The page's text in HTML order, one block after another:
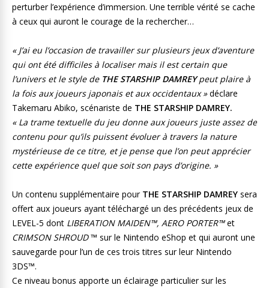
perturber l’expérience d’immersion. Une terrible vérité se cache
à ceux qui auront le courage de la rechercher…
« J’ai eu l’occasion de travailler sur plusieurs jeux d’aventure
qui ont été difficiles à localiser mais il est certain que
l’univers et le style de THE STARSHIP DAMREYpeut plaire à
la fois aux joueurs japonais et aux occidentaux »déclare
Takemaru Abiko, scénariste de THE STARSHIP DAMREY.
« La trame textuelle du jeu donne aux joueurs juste assez de
contenu pour qu’ils puissent évoluer à travers la nature
mystérieuse de ce titre, et je pense que l’on peut apprécier
cette expérience quel que soit son pays d’origine. »
Un contenu supplémentaire pour THE STARSHIP DAMREY sera
offert aux joueurs ayant téléchargé un des précédents jeux de
LEVEL-5 dont LIBERATION MAIDEN™, AERO PORTER™et
CRIMSON SHROUD™ sur le Nintendo eShop et qui auront une
sauvegarde pour l’un de ces trois titres sur leur Nintendo
3DS™.
Ce niveau bonus apporte un éclairage particulier sur les